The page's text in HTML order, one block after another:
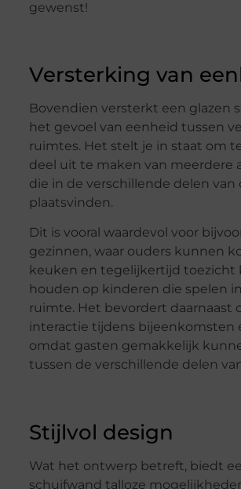
gewenst!
Versterking van
Bovendien versterkt een glazen
het gevoel van eenheid tussen
ruimtes. Het stelt je in staat om
deel uit te maken van meerdere
die in de verschillende delen van
plaatsvinden.
Dit is vooral waardevol voor
gezinnen, waar ouders kunnen
keuken en tegelijkertijd toezicht
houden op kinderen die spelen
ruimte. Het bevordert daarnaast
interactie tijdens bijeenkomsten
omdat gasten gemakkelijk
tussen de verschillende delen
Stijlvol design
Wat het ontwerp betreft, biedt
schuifwand talloze